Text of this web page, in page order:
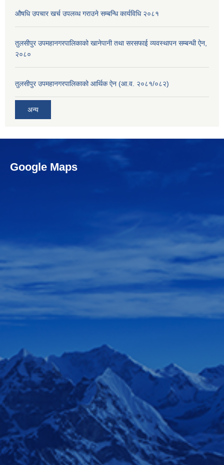
औषधि उपचार खर्च उपलव्ध गराउने सम्बन्धि कार्यविधि २०८१
तुलसीपुर उपमहानगरपालिकाको खानेपानी तथा सरसफाई व्यवस्थापन सम्बन्धी ऐन,
२०८०
तुलसीपुर उपमहानगरपालिकाको आर्थिक ऐन (आ.व. २०८१/०८२)
अन्य
Google Maps